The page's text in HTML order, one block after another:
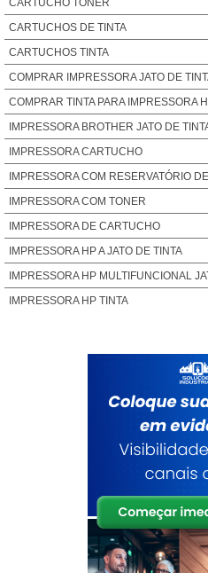
CARTUCHO TONER
CARTUCHOS DE TINTA
CARTUCHOS TINTA
COMPRAR IMPRESSORA JATO DE
COMPRAR TINTA PARA IMPRESSORA
IMPRESSORA BROTHER JATO DE
IMPRESSORA CARTUCHO
IMPRESSORA COM RESERVATÓRIO
IMPRESSORA COM TONER
IMPRESSORA DE CARTUCHO
IMPRESSORA HP A JATO DE TINTA
IMPRESSORA HP MULTIFUNCIONAL
IMPRESSORA HP TINTA
IMPRESSORA MULTIFUNCIONAL HP
IMPRESSORA TANQUE TINTA HP
IMPRESSORA TINTA EXTERNA
MULTIFUNCIONAL HP TANQUE DE
PREÇO DE CARTUCHO DE
PREÇO DE TINTA PARA IMPRESSORA
TINTA CARTUCHO HP